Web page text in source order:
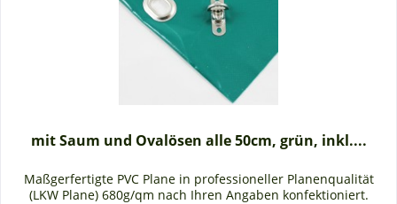
mit Saum und Ovalösen alle 50cm, grün, inkl....
Maßgerfertigte PVC Plane in professioneller Planenqualität
(LKW Plane) 680g/qm nach Ihren Angaben konfektioniert.